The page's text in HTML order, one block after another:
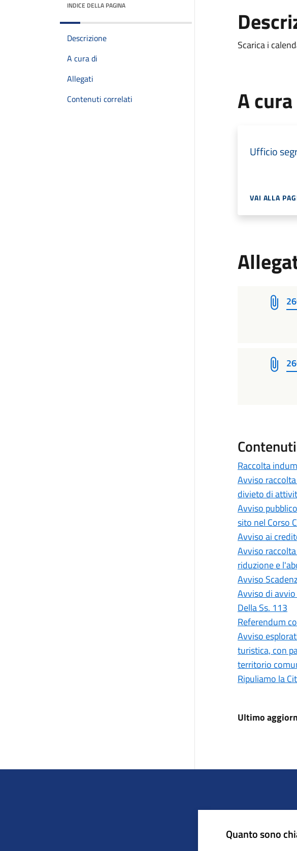
INDICE DELLA PAGINA
Descrizione
A cura di
Allegati
Contenuti correlati
Scarica i
A
Ufficio
VAI ALLA
Raccolta
Avviso
divieto di
Avviso
sito nel Corso
Avviso ai
Avviso
riduzione e
Avviso
Avviso di
Della Ss. 113
Referendum
Avviso
turistica, con
territorio
Ripuliamo la
Ultimo
Quanto sono